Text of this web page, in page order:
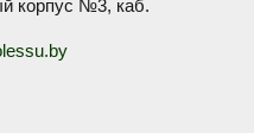
корпус №3, каб.